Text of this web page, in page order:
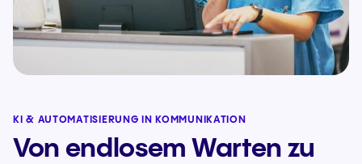
KI & AUTOMATISIERUNG IN KOMMUNIKATION
Von endlosem Warten zu